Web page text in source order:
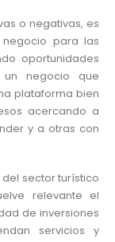
o negativas, es
para las
oportunidades
un negocio que
plataforma bien
acercando a
y a otras con
sector turístico
relevante el
de inversiones
servicios y